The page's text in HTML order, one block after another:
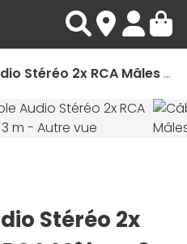
Nedis Câble Audio Stéréo 2x RCA Mâles - 2x RCA Mâles - 3 m
Stéréo 2x